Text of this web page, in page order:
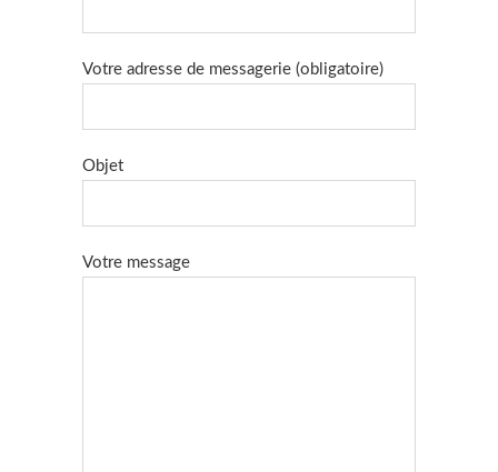
Votre adresse de messagerie (obligatoire)
Objet
Votre message